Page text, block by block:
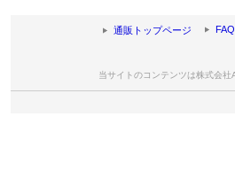
通販トップページ FAQ
当サイトのコンテンツは株式会